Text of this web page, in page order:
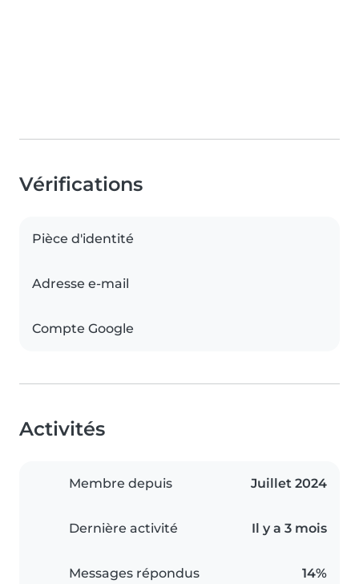
Vérifications
Pièce d'identité
Adresse e-mail
Compte Google
Activités
Membre depuis Juillet 2024
Dernière activité Il y a 3 mois
Messages répondus 14%